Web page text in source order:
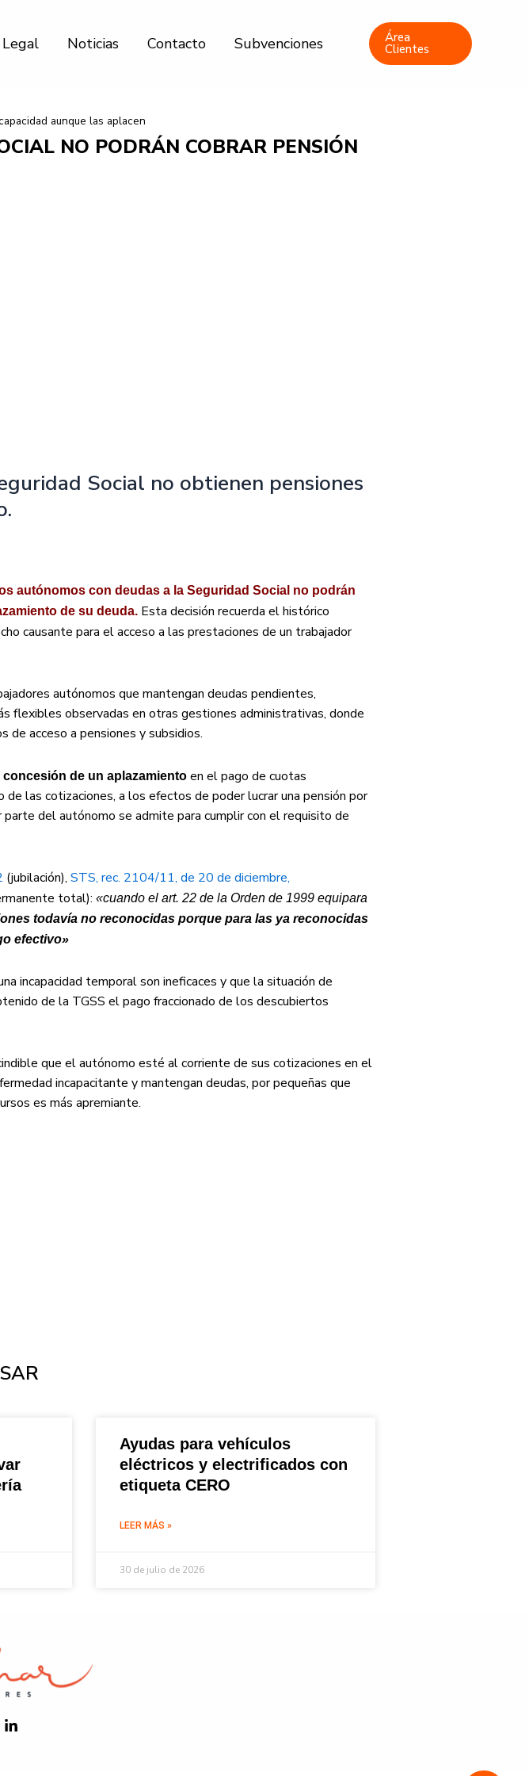
Noticias Contacto Subvenciones Área
Clientes
aunque las aplacen
NO PODRÁN COBRAR PENSIÓN
Social no obtienen pensiones
autónomos con deudas a la Seguridad Social no podrán
de su deuda. Esta decisión recuerda el histórico
causante para el acceso a las prestaciones de un trabajador
autónomos que mantengan deudas pendientes,
flexibles observadas en otras gestiones administrativas, donde
de acceso a pensiones y subsidios.
concesión de un aplazamiento en el pago de cuotas
las cotizaciones, a los efectos de poder lucrar una pensión por
del autónomo se admite para cumplir con el requisito de
(jubilación), STS, rec. 2104/11, de 20 de diciembre,
total): «cuando el art. 22 de la Orden de 1999 equipara
todavía no reconocidas porque para las ya reconocidas
efectivo»
incapacidad temporal son ineficaces y que la situación de
de la TGSS el pago fraccionado de los descubiertos
que el autónomo esté al corriente de sus cotizaciones en el
incapacitante y mantengan deudas, por pequeñas que
es más apremiante.
Ayudas para vehículos
eléctricos y electrificados con
etiqueta CERO
LEER MÁS »
30 de julio de 2026